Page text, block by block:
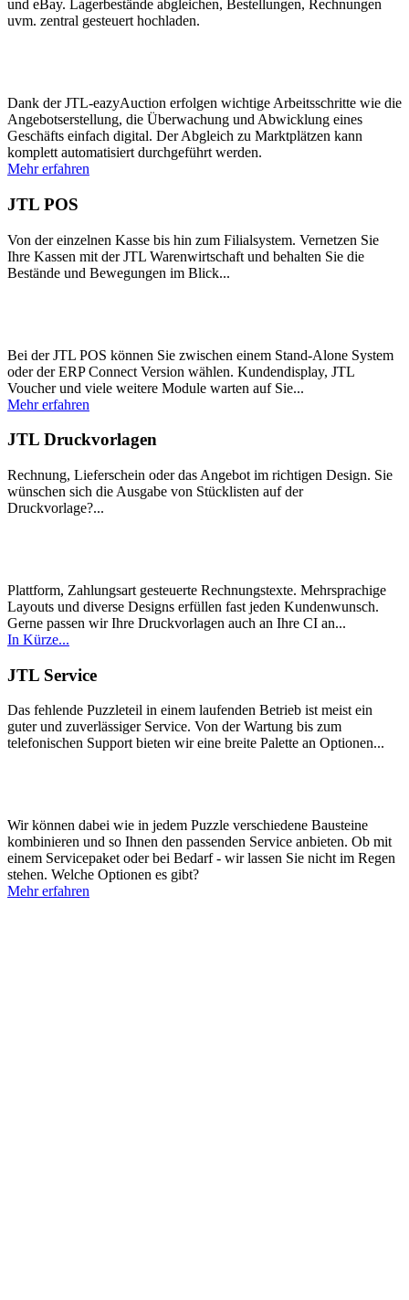
und eBay. Lagerbestände abgleichen, Bestellungen, Rechnungen
uvm. zentral gesteuert hochladen.
Dank der JTL-eazyAuction erfolgen wichtige Arbeitsschritte wie die
Angebotserstellung, die Überwachung und Abwicklung eines
Geschäfts einfach digital. Der Abgleich zu Marktplätzen kann
komplett automatisiert durchgeführt werden.
Mehr erfahren
JTL POS
Von der einzelnen Kasse bis hin zum Filialsystem. Vernetzen Sie
Ihre Kassen mit der JTL Warenwirtschaft und behalten Sie die
Bestände und Bewegungen im Blick...
Bei der JTL POS können Sie zwischen einem Stand-Alone System
oder der ERP Connect Version wählen. Kundendisplay, JTL
Voucher und viele weitere Module warten auf Sie...
Mehr erfahren
JTL Druckvorlagen
Rechnung, Lieferschein oder das Angebot im richtigen Design. Sie
wünschen sich die Ausgabe von Stücklisten auf der
Druckvorlage?...
Plattform, Zahlungsart gesteuerte Rechnungstexte. Mehrsprachige
Layouts und diverse Designs erfüllen fast jeden Kundenwunsch.
Gerne passen wir Ihre Druckvorlagen auch an Ihre CI an...
In Kürze...
JTL Service
Das fehlende Puzzleteil in einem laufenden Betrieb ist meist ein
guter und zuverlässiger Service. Von der Wartung bis zum
telefonischen Support bieten wir eine breite Palette an Optionen...
Wir können dabei wie in jedem Puzzle verschiedene Bausteine
kombinieren und so Ihnen den passenden Service anbieten. Ob mit
einem Servicepaket oder bei Bedarf - wir lassen Sie nicht im Regen
stehen. Welche Optionen es gibt?
Mehr erfahren